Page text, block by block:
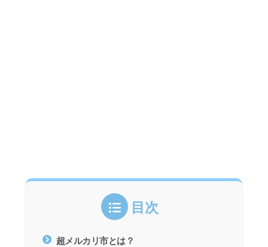
目次
超メルカリ市とは？